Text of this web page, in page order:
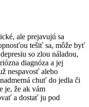
ale prejavujú sa
tešiť sa, môže byť
so zlou náladou,
diagnóza a jej
nespavosť alebo
chuť do jedla či
je, že ak vám
a dostať ju pod